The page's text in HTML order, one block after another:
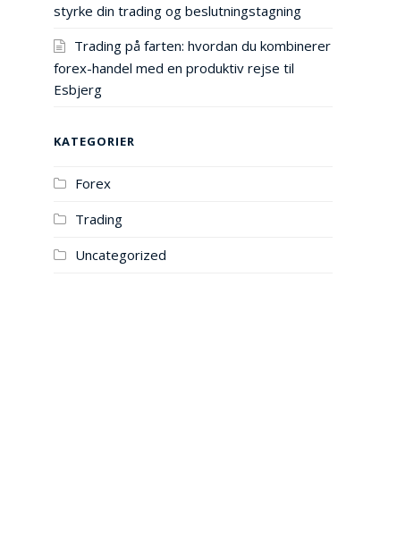
styrke din trading og beslutningstagning
Trading på farten: hvordan du kombinerer
forex-handel med en produktiv rejse til
Esbjerg
KATEGORIER
Forex
Trading
Uncategorized